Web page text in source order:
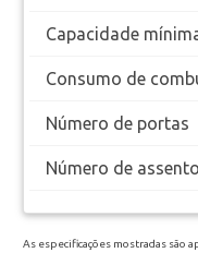
Capacidade
Consumo de
Número de portas
Número de
As especificações mostradas são